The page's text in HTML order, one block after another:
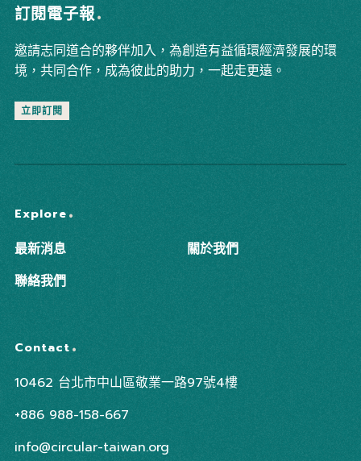
訂閱電子報
邀請志同道合的夥伴加入，為創造有益循環經濟發展的環
境，共同合作，成為彼此的助力，一起走更遠。
立即訂閱
Explore
最新消息
關於我們
聯絡我們
Contact
10462 台北市中山區敬業一路97號4樓
+886 988-158-667
info@circular-taiwan.org